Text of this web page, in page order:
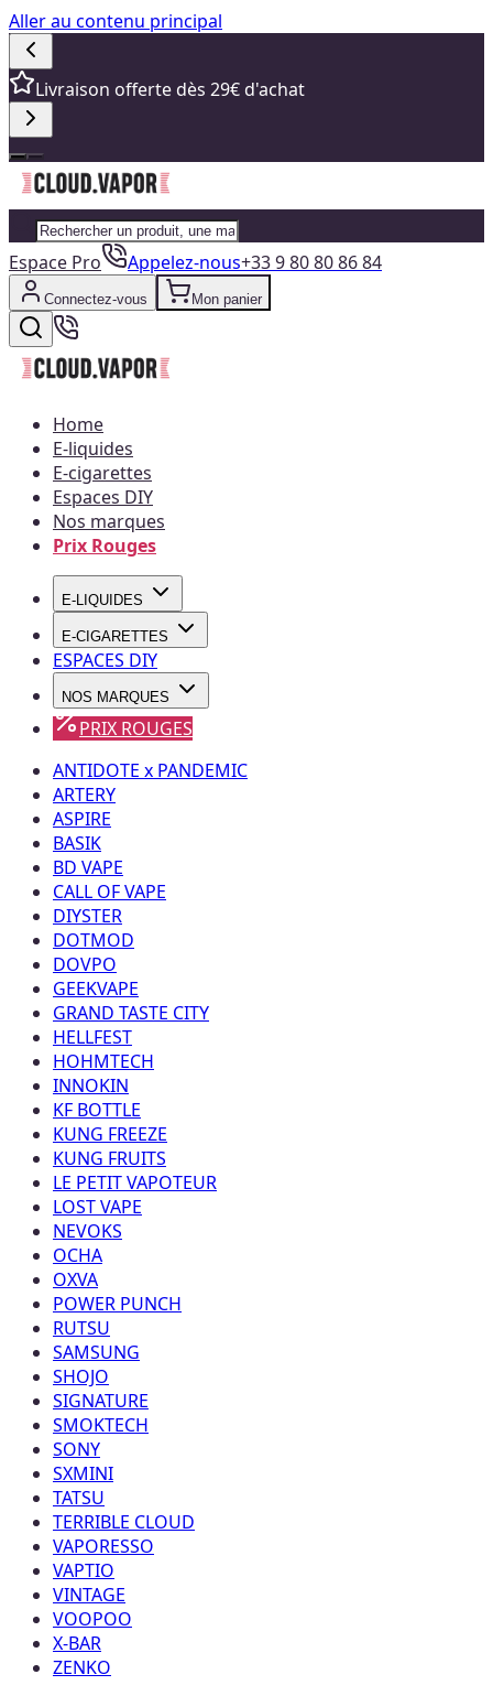
Aller au contenu principal
Livraison offerte dès 29€ d'achat
Espace Pro Appelez-nous+33 9 80 80 86 84
Connectez-vous Mon panier
Home
E-liquides
E-cigarettes
Espaces DIY
Nos marques
Prix Rouges
E-LIQUIDES
E-CIGARETTES
ESPACES DIY
NOS MARQUES
PRIX ROUGES
ANTIDOTE x PANDEMIC
ARTERY
ASPIRE
BASIK
BD VAPE
CALL OF VAPE
DIYSTER
DOTMOD
DOVPO
GEEKVAPE
GRAND TASTE CITY
HELLFEST
HOHMTECH
INNOKIN
KF BOTTLE
KUNG FREEZE
KUNG FRUITS
LE PETIT VAPOTEUR
LOST VAPE
NEVOKS
OCHA
OXVA
POWER PUNCH
RUTSU
SAMSUNG
SHOJO
SIGNATURE
SMOKTECH
SONY
SXMINI
TATSU
TERRIBLE CLOUD
VAPORESSO
VAPTIO
VINTAGE
VOOPOO
X-BAR
ZENKO